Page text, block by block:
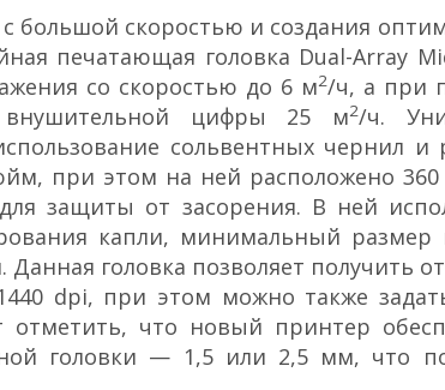
большой скоростью и создания
печатающая головка Dual-Array
со скоростью до 6 м2/ч, а при
внушительной цифры 25 м2/ч.
сольвентных чернил и
при этом на ней расположено
защиты от засорения. В ней
капли, минимальный размер
головка позволяет получить
dpi, при этом можно также
что новый принтер
головки — 1,5 или 2,5 мм, что